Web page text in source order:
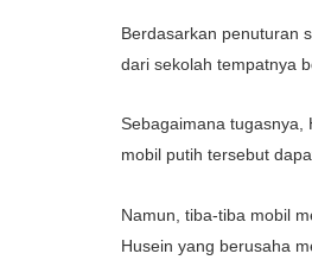
Berdasarkan penuturan
dari sekolah tempatnya
Sebagaimana tugasnya,
mobil putih tersebut
Namun, tiba-tiba mobil
Husein yang berusaha